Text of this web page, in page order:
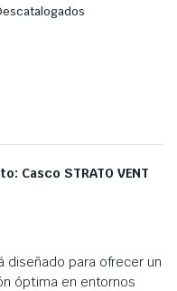
Casco STRATO VENT
diseñado para ofrecer un
óptima en entornos